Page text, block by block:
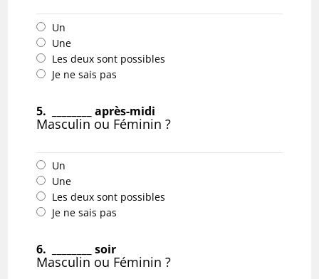
Un
Une
Les deux sont possibles
Je ne sais pas
5. ________ après-midi
Masculin ou Féminin ?
Un
Une
Les deux sont possibles
Je ne sais pas
6. ________ soir
Masculin ou Féminin ?